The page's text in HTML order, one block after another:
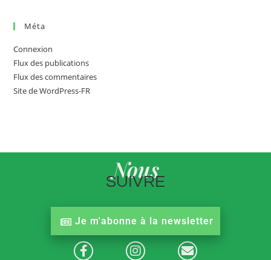
Méta
Connexion
Flux des publications
Flux des commentaires
Site de WordPress-FR
Nous
SUIVRE
Je m'abonne à la newsletter